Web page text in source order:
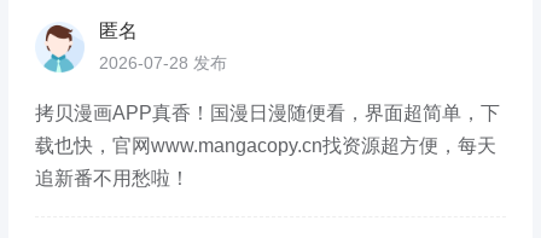
匿名
2026-07-28 发布
拷贝漫画APP真香！国漫日漫随便看，界面超简单，下
载也快，官网www.mangacopy.cn找资源超方便，每天
追新番不用愁啦！